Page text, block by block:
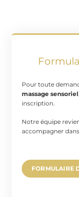
Pour toute
massage sensoriel
inscription.
Notre équipe
accompagner
FORMULAIRE